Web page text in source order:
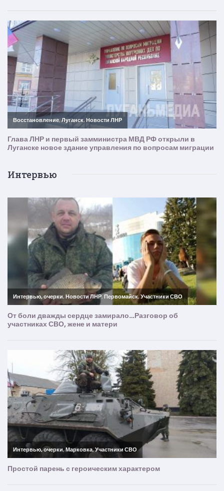
Интервью